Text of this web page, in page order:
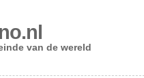
van de wereld